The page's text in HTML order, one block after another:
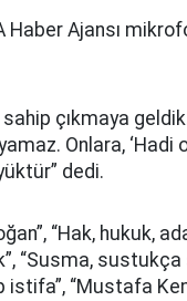
Haber Ajansı
çıkmaya
Onlara, ‘Hadi
dedi.
“Hak, hukuk,
“Susma, sustukça
istifa”, “Mustafa